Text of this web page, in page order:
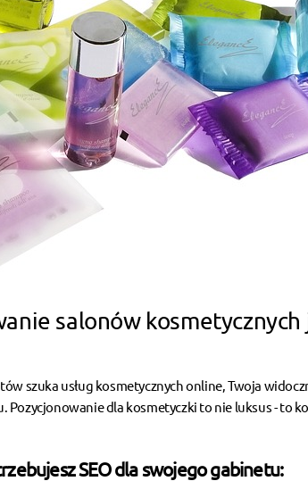
salonów
szuka usług kosmetycznych online, Twoja
Pozycjonowanie dla kosmetyczki to nie luksus - to
SEO dla swojego gabinetu: